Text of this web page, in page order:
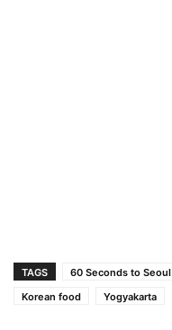
TAGS 60 Seconds to Seoul
Korean food
Yogyakarta